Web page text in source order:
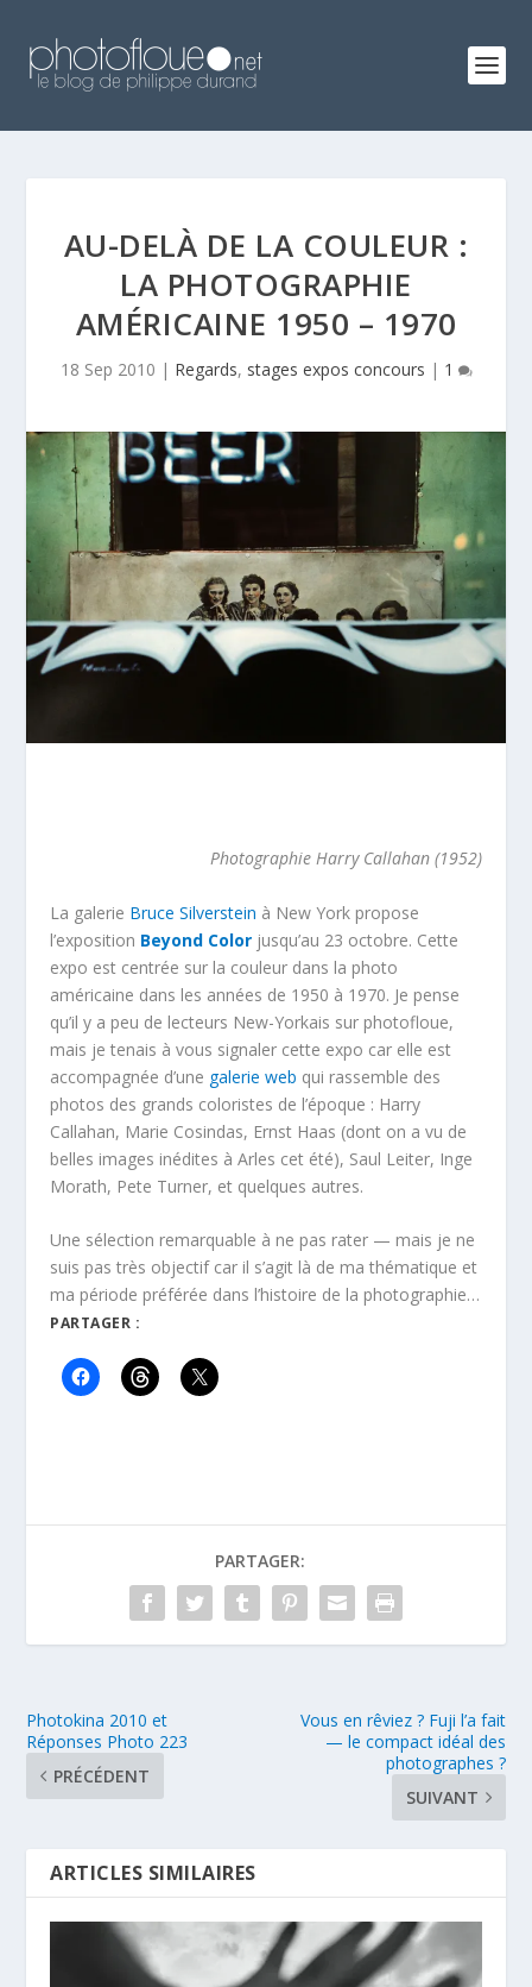
AU-DELÀ DE LA COULEUR :
LA PHOTOGRAPHIE
AMÉRICAINE 1950 – 1970
18 Sep 2010 | Regards, stages expos concours | 1
Photographie Harry Callahan (1952)
La galerie Bruce Silverstein à New York propose
l’exposition Beyond Color jusqu’au 23 octobre. Cette
expo est centrée sur la couleur dans la photo
américaine dans les années de 1950 à 1970. Je pense
qu’il y a peu de lecteurs New-Yorkais sur photofloue,
mais je tenais à vous signaler cette expo car elle est
accompagnée d’une galerie web qui rassemble des
photos des grands coloristes de l’époque : Harry
Callahan, Marie Cosindas, Ernst Haas (dont on a vu de
belles images inédites à Arles cet été), Saul Leiter, Inge
Morath, Pete Turner, et quelques autres.
Une sélection remarquable à ne pas rater — mais je ne
suis pas très objectif car il s’agit là de ma thématique et
ma période préférée dans l’histoire de la photographie…
PARTAGER :
PARTAGER:
Photokina 2010 et
Réponses Photo 223
PRÉCÉDENT
Vous en rêviez ? Fuji l’a fait
— le compact idéal des
photographes ?
SUIVANT
ARTICLES SIMILAIRES